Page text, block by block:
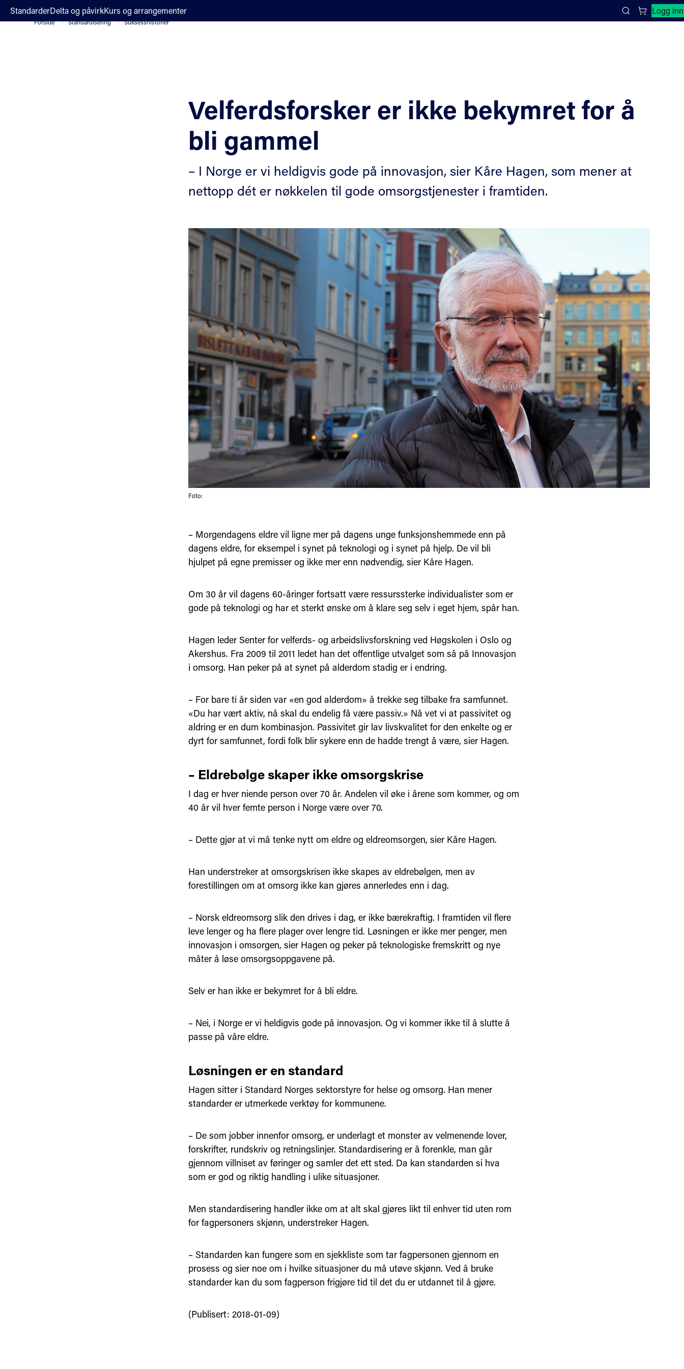
;StandarderDelta og påvirkKurs og arrangementer
Search
Logg inn
Lukk søkepanel
Forside Standardisering Suksesshistorier
Velferdsforsker er ikke bekymret for å
bli gammel
– I Norge er vi heldigvis gode på innovasjon, sier Kåre Hagen, som mener at
nettopp dét er nøkkelen til gode omsorgstjenester i framtiden.
Foto:
– Morgendagens eldre vil ligne mer på dagens unge funksjonshemmede enn på
dagens eldre, for eksempel i synet på teknologi og i synet på hjelp. De vil bli
hjulpet på egne premisser og ikke mer enn nødvendig, sier Kåre Hagen.
Om 30 år vil dagens 60-åringer fortsatt være ressurssterke individualister som er
gode på teknologi og har et sterkt ønske om å klare seg selv i eget hjem, spår han.
Hagen leder Senter for velferds- og arbeidslivsforskning ved Høgskolen i Oslo og
Akershus. Fra 2009 til 2011 ledet han det offentlige utvalget som så på Innovasjon
i omsorg. Han peker på at synet på alderdom stadig er i endring.
– For bare ti år siden var «en god alderdom» å trekke seg tilbake fra samfunnet.
«Du har vært aktiv, nå skal du endelig få være passiv.» Nå vet vi at passivitet og
aldring er en dum kombinasjon. Passivitet gir lav livskvalitet for den enkelte og er
dyrt for samfunnet, fordi folk blir sykere enn de hadde trengt å være, sier Hagen.
– Eldrebølge skaper ikke omsorgskrise
I dag er hver niende person over 70 år. Andelen vil øke i årene som kommer, og om
40 år vil hver femte person i Norge være over 70.
– Dette gjør at vi må tenke nytt om eldre og eldreomsorgen, sier Kåre Hagen.
Han understreker at omsorgskrisen ikke skapes av eldrebølgen, men av
forestillingen om at omsorg ikke kan gjøres annerledes enn i dag.
– Norsk eldreomsorg slik den drives i dag, er ikke bærekraftig. I framtiden vil flere
leve lenger og ha flere plager over lengre tid. Løsningen er ikke mer penger, men
innovasjon i omsorgen, sier Hagen og peker på teknologiske fremskritt og nye
måter å løse omsorgsoppgavene på.
Selv er han ikke er bekymret for å bli eldre.
– Nei, i Norge er vi heldigvis gode på innovasjon. Og vi kommer ikke til å slutte å
passe på våre eldre.
Løsningen er en standard
Hagen sitter i Standard Norges sektorstyre for helse og omsorg. Han mener
standarder er utmerkede verktøy for kommunene.
– De som jobber innenfor omsorg, er underlagt et monster av velmenende lover,
forskrifter, rundskriv og retningslinjer. Standardisering er å forenkle, man går
gjennom villniset av føringer og samler det ett sted. Da kan standarden si hva
som er god og riktig handling i ulike situasjoner.
Men standardisering handler ikke om at alt skal gjøres likt til enhver tid uten rom
for fagpersoners skjønn, understreker Hagen.
– Standarden kan fungere som en sjekkliste som tar fagpersonen gjennom en
prosess og sier noe om i hvilke situasjoner du må utøve skjønn. Ved å bruke
standarder kan du som fagperson frigjøre tid til det du er utdannet til å gjøre.
(Publisert: 2018-01-09)